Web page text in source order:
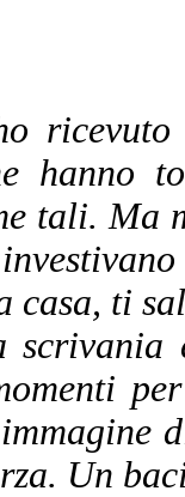
hanno
tali. Ma
ti
Un